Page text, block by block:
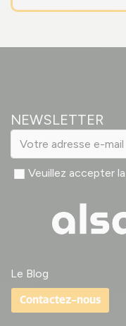
NEWSLETTER
Veuillez accepter la
Le Blog
Contactez-nous